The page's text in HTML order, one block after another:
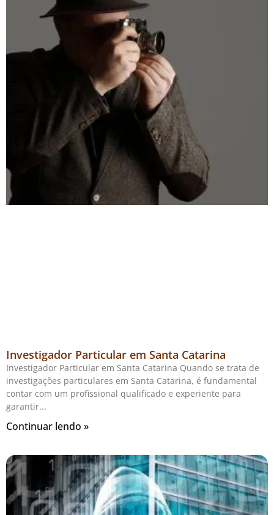
Investigador Particular em Santa Catarina
Investigador Particular em Santa Catarina Quando se trata de
investigações particulares em Santa Catarina, é fundamental
contar com um profissional qualificado e experiente para
garantir
Continuar lendo »